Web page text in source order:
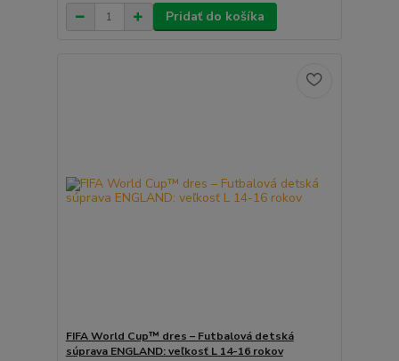
Pridať do košíka
FIFA World Cup™ dres – Futbalová detská
súprava ENGLAND: veľkosť L 14-16 rokov